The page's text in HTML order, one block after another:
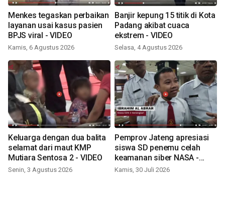
Menkes tegaskan perbaikan
layanan usai kasus pasien
BPJS viral - VIDEO
Kamis, 6 Agustus 2026
Banjir kepung 15 titik di Kota
Padang akibat cuaca
ekstrem - VIDEO
Selasa, 4 Agustus 2026
Keluarga dengan dua balita
selamat dari maut KMP
Mutiara Sentosa 2 - VIDEO
Senin, 3 Agustus 2026
Pemprov Jateng apresiasi
siswa SD penemu celah
keamanan siber NASA -
VIDEO
Kamis, 30 Juli 2026